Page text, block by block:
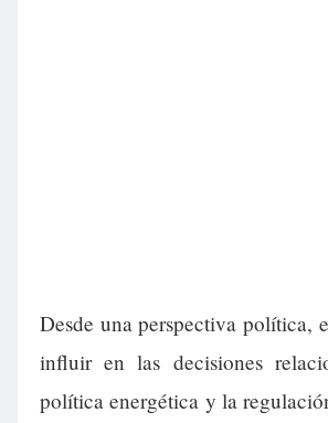
Desde una perspectiva política,
influir en las decisiones
política energética y la